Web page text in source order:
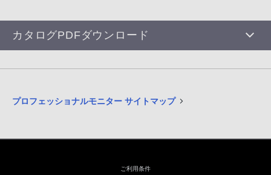
カタログPDFダウンロード
プロフェッショナルモニター サイトマップ
ご利用条件